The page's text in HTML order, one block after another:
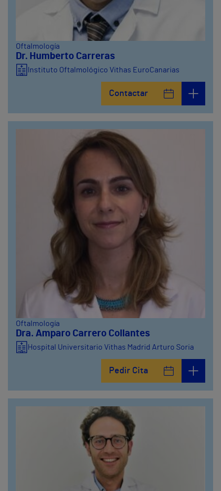
Oftalmología
Dr. Humberto Carreras
Instituto Oftalmológico Vithas EuroCanarias
Contactar
Oftalmología
Dra. Amparo Carrero Collantes
Hospital Universitario Vithas Madrid Arturo Soria
Pedir Cita